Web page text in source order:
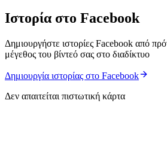
Ιστορία στο Facebook
Δημιουργήστε ιστορίες Facebook από
μέγεθος του βίντεό σας στο διαδίκτυο
Δημιουργία ιστορίας στο Facebook
Δεν απαιτείται πιστωτική κάρτα